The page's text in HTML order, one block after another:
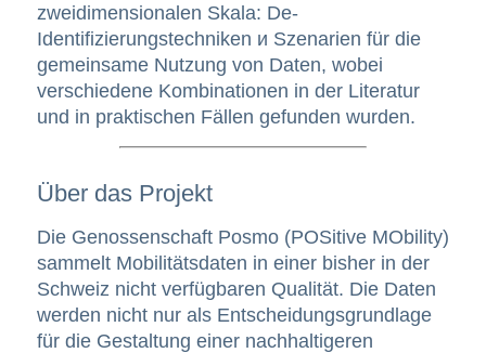
zweidimensionalen Skala: De-
Identifizierungstechniken и Szenarien für die
gemeinsame Nutzung von Daten, wobei
verschiedene Kombinationen in der Literatur
und in praktischen Fällen gefunden wurden.
Über das Projekt
Die Genossenschaft Posmo (POSitive MObility)
sammelt Mobilitätsdaten in einer bisher in der
Schweiz nicht verfügbaren Qualität. Die Daten
werden nicht nur als Entscheidungsgrundlage
für die Gestaltung einer nachhaltigeren